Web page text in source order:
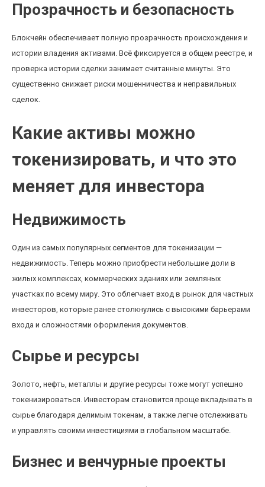
Прозрачность и безопасность
Блокчейн обеспечивает полную прозрачность происхождения и
истории владения активами. Всё фиксируется в общем реестре, и
проверка истории сделки занимает считанные минуты. Это
существенно снижает риски мошенничества и неправильных
сделок.
Какие активы можно
токенизировать, и что это
меняет для инвестора
Недвижимость
Один из самых популярных сегментов для токенизации —
недвижимость. Теперь можно приобрести небольшие доли в
жилых комплексах, коммерческих зданиях или земляных
участках по всему миру. Это облегчает вход в рынок для частных
инвесторов, которые ранее столкнулись с высокими барьерами
входа и сложностями оформления документов.
Сырье и ресурсы
Золото, нефть, металлы и другие ресурсы тоже могут успешно
токенизироваться. Инвесторам становится проще вкладывать в
сырье благодаря делимым токенам, а также легче отслеживать
и управлять своими инвестициями в глобальном масштабе.
Бизнес и венчурные проекты